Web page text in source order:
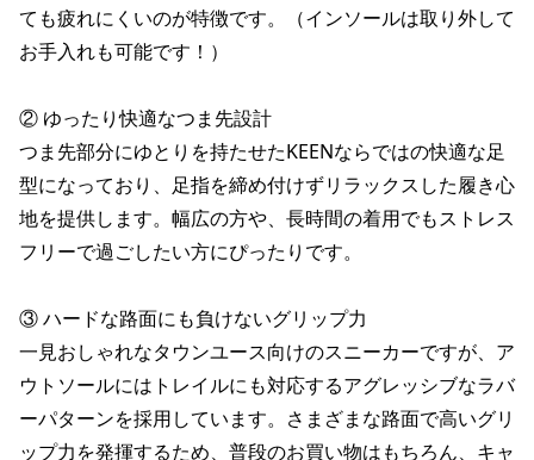
ても疲れにくいのが特徴です。（インソールは取り外して
お手入れも可能です！）
② ゆったり快適なつま先設計
つま先部分にゆとりを持たせたKEENならではの快適な足
型になっており、足指を締め付けずリラックスした履き心
地を提供します。幅広の方や、長時間の着用でもストレス
フリーで過ごしたい方にぴったりです。
③ ハードな路面にも負けないグリップ力
一見おしゃれなタウンユース向けのスニーカーですが、ア
ウトソールにはトレイルにも対応するアグレッシブなラバ
ーパターンを採用しています。さまざまな路面で高いグリ
ップ力を発揮するため、普段のお買い物はもちろん、キャ